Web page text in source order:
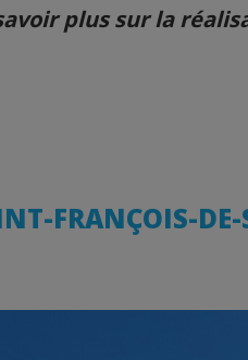
plus sur la
FRANÇOIS-DE-